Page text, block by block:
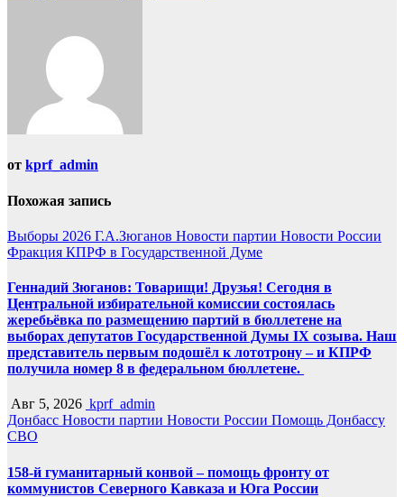
от kprf_admin
Похожая запись
Выборы 2026 Г.А.Зюганов Новости партии Новости России
Фракция КПРФ в Государственной Думе
Геннадий Зюганов: Товарищи! Друзья! Сегодня в
Центральной избирательной комиссии состоялась
жеребьёвка по размещению партий в бюллетене на
выборах депутатов Государственной Думы IX созыва. Наш
представитель первым подошёл к лототрону – и КПРФ
получила номер 8 в федеральном бюллетене.
Авг 5, 2026 kprf_admin
Донбасс Новости партии Новости России Помощь Донбассу
СВО
158-й гуманитарный конвой – помощь фронту от
коммунистов Северного Кавказа и Юга России